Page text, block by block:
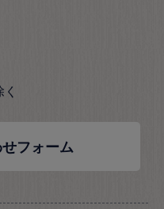
フォーム